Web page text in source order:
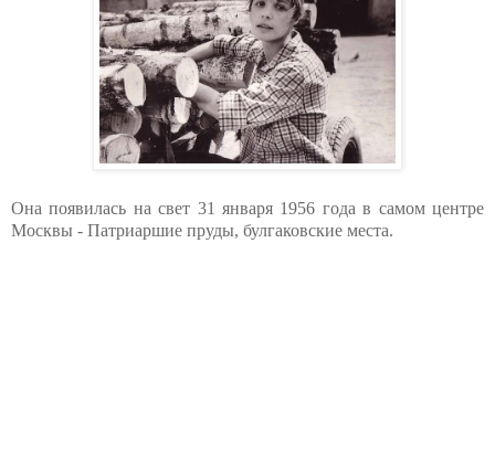
Она появилась на свет 31 января 1956 года в самом центре
Москвы - Патриаршие пруды, булгаковские места.